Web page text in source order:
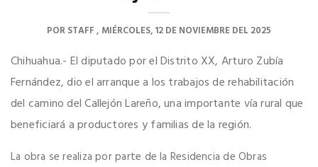
PORSTAFF MIÉRCOLES, 12 DE NOVIEMBRE DEL 2025
Chihuahua.- El diputado por el Distrito XX, Arturo Zubía
Fernández, dio el arranque a los trabajos de rehabilitación
del camino del Callejón Lareño, una importante vía rural que
beneficiará a productores y familias de la región.
La obra se realiza por parte de la Residencia de Obras